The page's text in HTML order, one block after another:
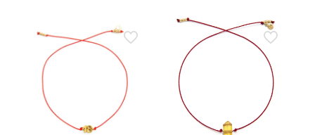
ma
wiele
wariantów.
stronie